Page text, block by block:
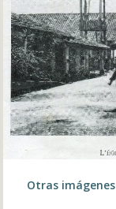
de
San
Pedro
Otras imágenes